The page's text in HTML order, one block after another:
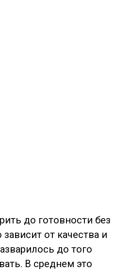
до готовности без
от качества и
до того
В среднем это